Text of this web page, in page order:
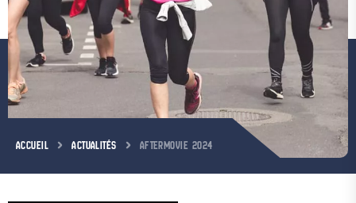
ACCUEIL ACTUALITÉS AFTERMOVIE 2024